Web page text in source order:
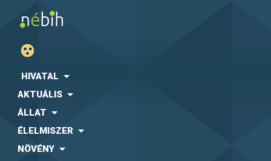
HIVATAL
AKTUÁLIS
ÁLLAT
ÉLELMISZER
NÖVÉNY